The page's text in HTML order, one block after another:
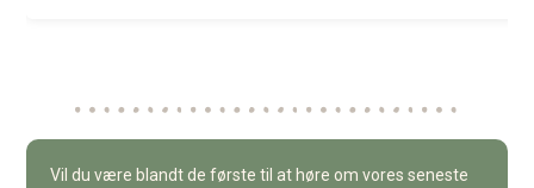
Vil du være blandt de første til at høre om vores seneste